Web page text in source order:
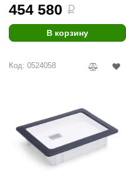
454 580 i
В корзину
Код: 0524058